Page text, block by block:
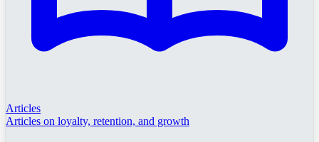
Articles
Articles on loyalty, retention, and growth